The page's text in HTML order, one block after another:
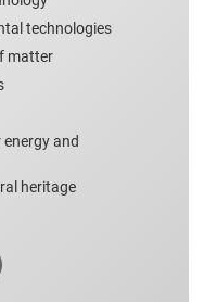
technologies
matter
and
heritage